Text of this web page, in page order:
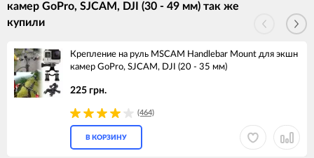
камер GoPro, SJCAM, DJI (30 - 49 мм) так же
купили
Крепление на руль MSCAM Handlebar Mount для экшн
камер GoPro, SJCAM, DJI (20 - 35 мм)
225 грн.
(464)
В КОРЗИНУ